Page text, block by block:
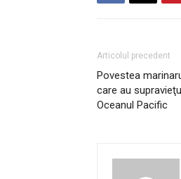
Articolul precedent
Povestea
care au
Oceanul Pacific